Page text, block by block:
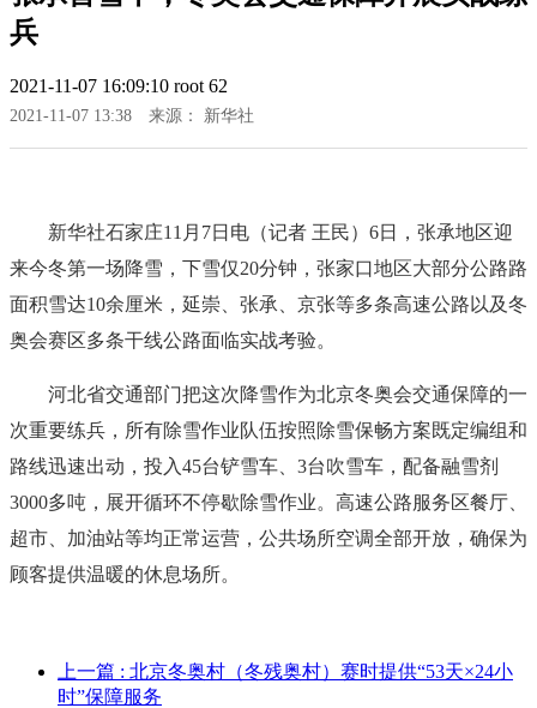
兵
2021-11-07 16:09:10 root 62
2021-11-07 13:38 来源： 新华社
新华社石家庄11月7日电（记者 王民）6日，张承地区迎
来今冬第一场降雪，下雪仅20分钟，张家口地区大部分公路路
面积雪达10余厘米，延崇、张承、京张等多条高速公路以及冬
奥会赛区多条干线公路面临实战考验。
河北省交通部门把这次降雪作为北京冬奥会交通保障的一
次重要练兵，所有除雪作业队伍按照除雪保畅方案既定编组和
路线迅速出动，投入45台铲雪车、3台吹雪车，配备融雪剂
3000多吨，展开循环不停歇除雪作业。高速公路服务区餐厅、
超市、加油站等均正常运营，公共场所空调全部开放，确保为
顾客提供温暖的休息场所。
上一篇 : 北京冬奥村（冬残奥村）赛时提供“53天×24小
时”保障服务